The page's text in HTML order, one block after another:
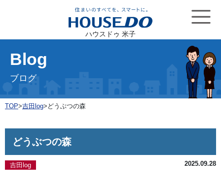
ハウスドゥ 米子
Blog
ブログ
TOP>吉田log> どうぶつの森
どうぶつの森
吉田log 2025.09.28